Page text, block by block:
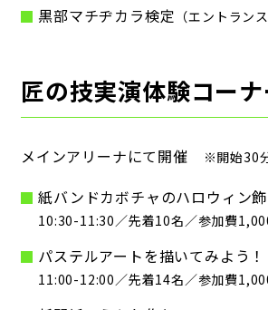
黒部マチヂカラ検定 （エントランス
匠の技実演体験コーナ
メインアリーナにて開催 ※開始30
紙バンドカボチャのハロウィン
10:30-11:30／先着10名／参加費
パステルアートを描いてみよう！
11:00-12:00／先着14名／参加費